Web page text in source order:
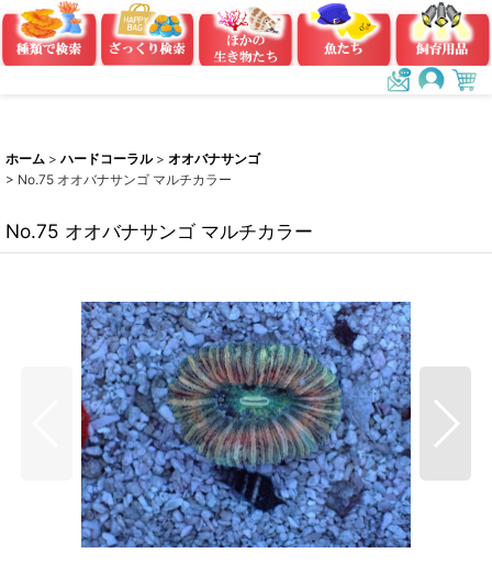
ホーム > ハードコーラル > オオバナサンゴ
> No.75 オオバナサンゴ マルチカラー
No.75 オオバナサンゴ マルチカラー